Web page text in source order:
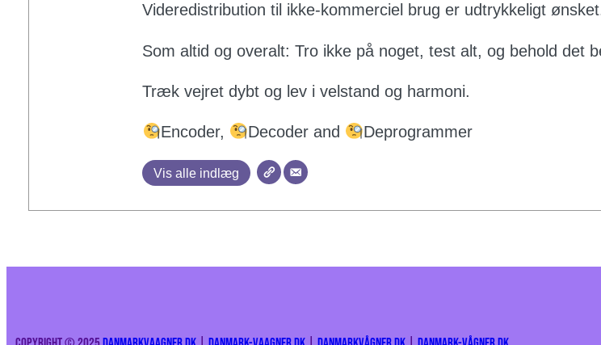
Videredistribution til ikke-kommerciel brug er udtrykkeligt
Som altid og overalt: Tro ikke på noget, test alt, og behold det
Træk vejret dybt og lev i velstand og harmoni.
Encoder, Decoder and Deprogrammer
Vis alle indlæg